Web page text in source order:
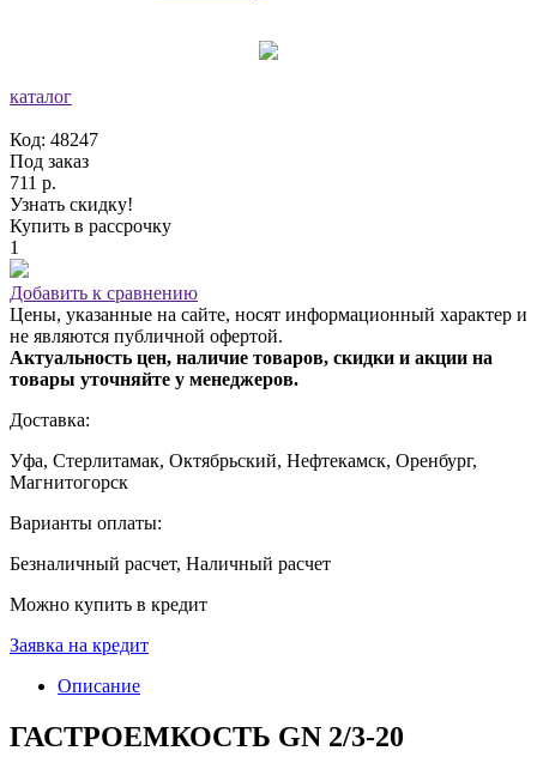
каталог
Код: 48247
Под заказ
711 р.
Узнать скидку!
Купить в рассрочку
1
Добавить к сравнению
Цены, указанные на сайте, носят информационный характер и
не являются публичной офертой.
Актуальность цен, наличие товаров, скидки и акции на
товары уточняйте у менеджеров.
Доставка:
Уфа, Стерлитамак, Октябрьский, Нефтекамск, Оренбург,
Магнитогорск
Варианты оплаты:
Безналичный расчет, Наличный расчет
Можно купить в кредит
Заявка на кредит
Описание
ГАСТРОЕМКОСТЬ GN 2/3-20